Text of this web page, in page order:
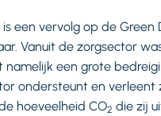
is een vervolg op de
Vanuit de zorgsector
namelijk een grote
ondersteunt en
hoeveelheid CO2 die zij